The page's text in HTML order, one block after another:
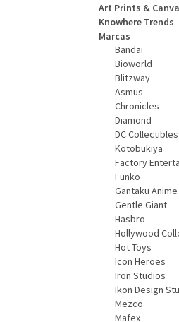
Art Prints &
Knowhere Trends
Marcas
Bandai
Bioworld
Blitzway
Asmus
Chronicles
Diamond
DC Collectibles
Kotobukiya
Factory
Funko
Gantaku Anime
Gentle Giant
Hasbro
Hollywood
Hot Toys
Icon Heroes
Iron Studios
Ikon Design
Mezco
Mafex